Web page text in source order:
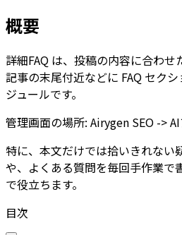
概要
詳細FAQ は、投稿の内容に合わせ
記事の末尾付近などに FAQ セク
ジュールです。
管理画面の場所: Airygen SEO ->
特に、本文だけでは拾いきれない
や、よくある質問を毎回手作業で
で役立ちます。
目次